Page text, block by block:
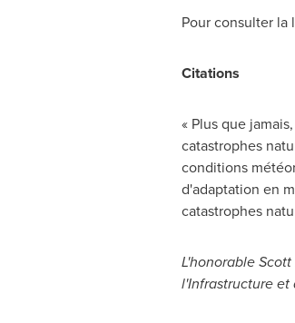
Pour consulter la
Citations
« Plus que
catastrophes
conditions
d'adaptation en
catastrophes
L'honorableScott
l'Infrastructure